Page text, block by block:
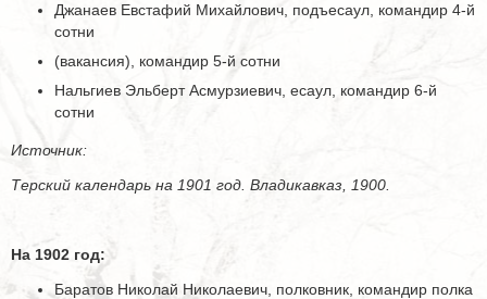
Джанаев Евстафий Михайлович, подъесаул, командир 4-й
сотни
(вакансия), командир 5-й сотни
Нальгиев Эльберт Асмурзиевич, есаул, командир 6-й
сотни
Источник:
Терский календарь на 1901 год. Владикавказ, 1900.
На 1902 год:
Баратов Николай Николаевич, полковник, командир полка